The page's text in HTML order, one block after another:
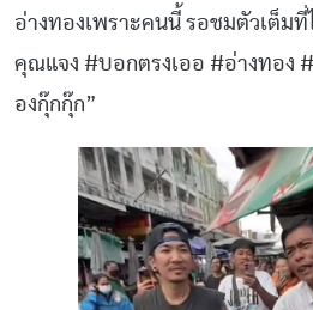
อ่างทองเพราะคนนี้ รอชมตัวเต็ม
คุณแจง #บอกตรงเออ #อ่างทอง
องกุ๊กกุ๊ก”